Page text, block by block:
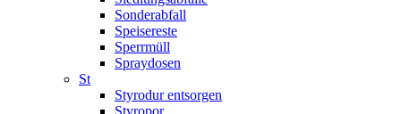
Sonderabfall
Speisereste
Sperrmüll
Spraydosen
St
Styrodur entsorgen